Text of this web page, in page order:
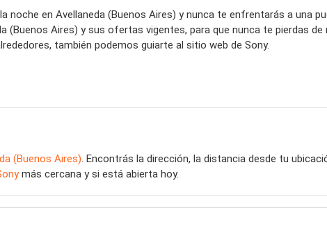
en Avellaneda (Buenos Aires) y nunca te enfrentarás a una
Aires) y sus ofertas vigentes, para que nunca te pierdas de
también podemos guiarte al sitio web de Sony.
(Buenos Aires). Encontrás la dirección, la distancia desde tu
más cercana y si está abierta hoy.